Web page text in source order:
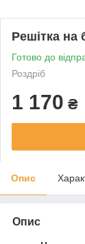
Решітка
Готово до
Роздріб
1 170 ₴
Опис
Опис